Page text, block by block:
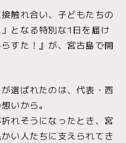
触れ合い、子どもたちの
となる特別な1日を届け
すた！』が、宮古島で開
選ばれたのは、代表・西
いから。
れそうになったとき、宮
い人たちに支えられてき